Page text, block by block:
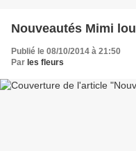
Nouveautés Mimi lou
Publié le 08/10/2014 à 21:50
Par les fleurs